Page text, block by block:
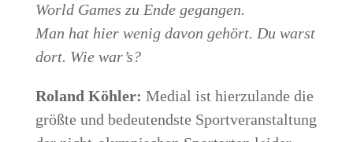
World Games zu Ende gegangen.
Man hat hier wenig davon gehört. Du warst
dort. Wie war’s?
Roland Köh­ler: Medi­al ist hier­zu­lan­de die
größ­te und bedeu­tends­te Sport­ver­an­stal­tung